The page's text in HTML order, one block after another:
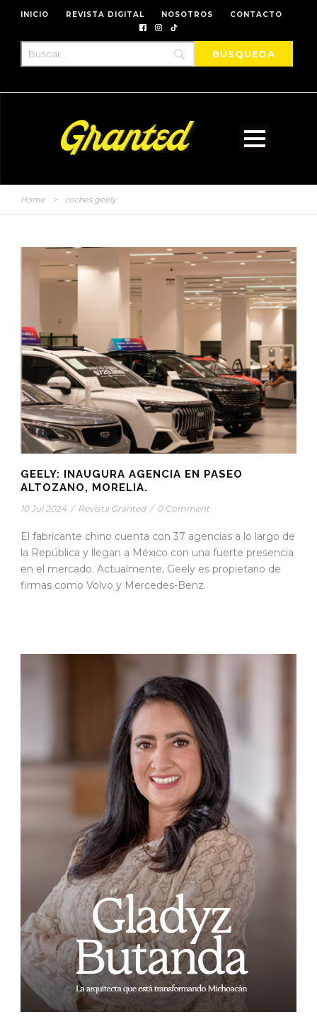
INICIO REVISTA DIGITAL NOSOTROS CONTACTO
Home > coches geely
GEELY: INAUGURA AGENCIA EN PASEO
ALTOZANO, MORELIA.
10 Jul 2024 / Revista Granted / 0 Comment
El fabricante chino cuenta con 37 agencias a lo largo de
la República y llegan a México con una fuerte presencia
en el mercado. Actualmente, Geely es propietario de
firmas como Volvo y Mercedes-Benz.